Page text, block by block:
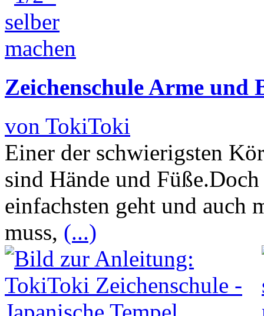
Zeichenschule Arme und
von TokiToki
Einer der schwierigsten
sind Hände und
einfachsten geht und auch
muss, (...)